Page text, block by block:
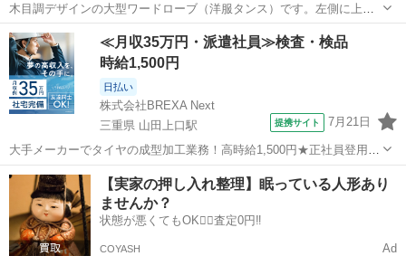
木目調デザインの大型ワードローブ（洋服タンス）です。左側に上部
収納棚と引き出し、右側に大きな開き戸収納、下部には横長の引き出
しがあります。かなり古い品で、全体に傷・汚れ・擦れが目立ちま
す。状態は写真でご確認のうえご検討くださ...
愛知 名古屋市 鳴子北駅 収納家具 ワードローブ
≪月収35万円・派遣社員≫検査・検品
時給1,500円
日払い
株式会社BREXA Next
三重県 山田上口駅
提携サイト 7月21日
大手メーカーでタイヤの成型加工業務！高時給1,500円★正社員登用制
度あり！ワンルーム寮完備！マイカー通勤OK！無料駐車場あり！《三
重県伊勢市》 人気の工場のお仕事 ◇タイヤの製造◇ トラック・バ
ス・RV車用を中心とした...
三重 伊勢市 山田上口駅 その他
【実家の押し入れ整理】眠っている人形あり
ませんか？
状態が悪くてもOK🙆‍♀️査定0円‼️
COYASH Ad